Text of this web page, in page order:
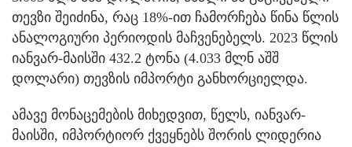
თევზი შეიძინა, რაც 18%-ით ჩამორჩება წინა წლის
ანალოგიური პერიოდის მაჩვენებელს. 2023 წლის
იანვარ-მაისში 432.2 ტონა (4.033 მლნ აშშ
დოლარი) თევზის იმპორტი განხორციელდა.
ამავე მონაცემების მიხედვით, წელს, იანვარ-
მაისში, იმპორტიორ ქვეყნებს შორის ლიდერია